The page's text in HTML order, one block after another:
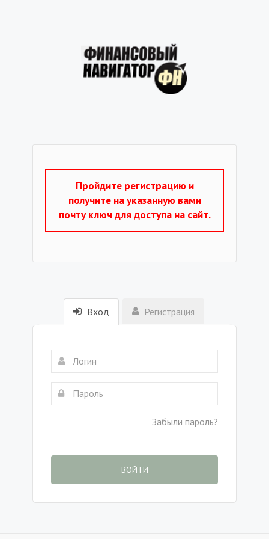
Пройдите регистрацию и
получите на указанную вами
почту ключ для доступа на сайт.
Вход Регистрация
Забыли пароль?
ВОЙТИ